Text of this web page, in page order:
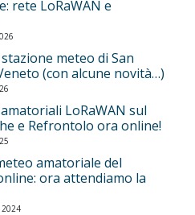
rete LoRaWAN e
meteo di San
(con alcune novità…)
LoRaWAN sul
e Refrontolo ora online!
amatoriale del
ora attendiamo la
2024